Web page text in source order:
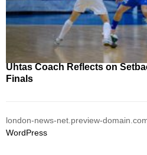
Uhtas Coach Reflects on
Finals
london-news-net.preview-
WordPress